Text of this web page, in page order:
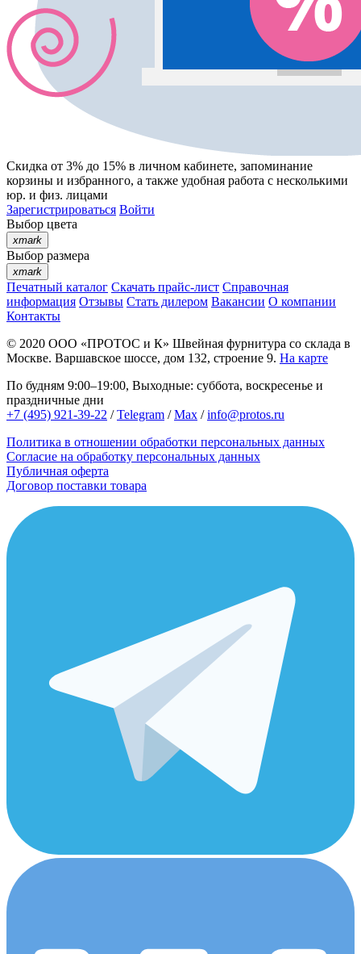
Скидка от 3% до 15% в личном кабинете, запоминание
корзины и избранного, а также удобная работа с несколькими
юр. и физ. лицами
Зарегистрироваться Войти
Выбор цвета
xmark
Выбор размера
xmark
Печатный каталог Скачать прайс-лист Справочная
информация Отзывы Стать дилером Вакансии О компании
Контакты
© 2020 ООО «ПРОТОС и К» Швейная фурнитура со склада в
Москве. Варшавское шоссе, дом 132, строение 9. На карте
По будням 9:00–19:00, Выходные: суббота, воскресенье и
праздничные дни
+7 (495) 921-39-22 /Telegram /Max /info@protos.ru
Политика в отношении обработки персональных данных
Согласие на обработку персональных данных
Публичная оферта
Договор поставки товара